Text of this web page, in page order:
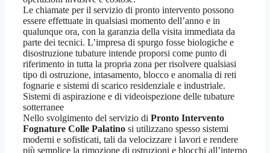
Le chiamate per il servizio di pronto intervento possono
essere effettuate in qualsiasi momento dell’anno e in
qualunque ora, con la garanzia della visita immediata da
parte dei tecnici. L’impresa di spurgo fosse biologiche e
disostruzione tubature intende proporsi come punto di
riferimento in tutta la propria zona per risolvere qualsiasi
tipo di ostruzione, intasamento, blocco e anomalia di reti
fognarie e sistemi di scarico residenziale e industriale.
Sistemi di aspirazione e di videoispezione delle tubature
sotterranee
Nello svolgimento del servizio di Pronto Intervento
Fognature Colle Palatino si utilizzano spesso sistemi
moderni e sofisticati, tali da velocizzare i lavori e rendere
più semplice la rimozione di ostruzioni e blocchi all’interno